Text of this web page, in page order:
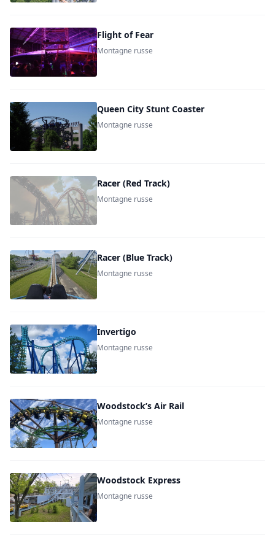
Flight of Fear
Montagne russe
Queen City Stunt Coaster
Montagne russe
Racer (Red Track)
Montagne russe
Racer (Blue Track)
Montagne russe
Invertigo
Montagne russe
Woodstock’s Air Rail
Montagne russe
Woodstock Express
Montagne russe